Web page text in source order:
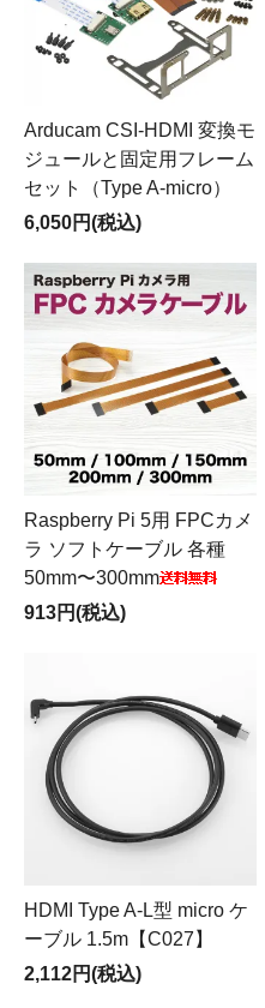
Arducam CSI-HDMI 変換モ
ジュールと固定用フレーム
セット（Type A-micro）
6,050円(税込)
Raspberry Pi 5用 FPCカメ
ラ ソフトケーブル 各種
50mm〜300mm
913円(税込)
HDMI Type A-L型 micro ケ
ーブル 1.5m【C027】
2,112円(税込)